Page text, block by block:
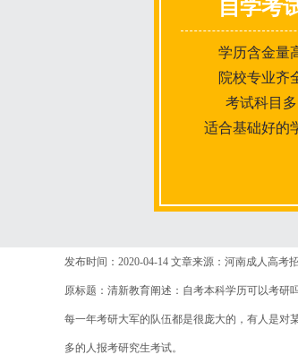
自学考
学历含金量
院校专业齐
考试科目多
适合基础好的
报名条件
发布时间：2020-04-14 文章来源：河南成人高考
原标题：清新教育阐述：自考本科学历可以考研
每一年考研大军的队伍都是很庞大的，有人是对
多的人报考研究生考试。